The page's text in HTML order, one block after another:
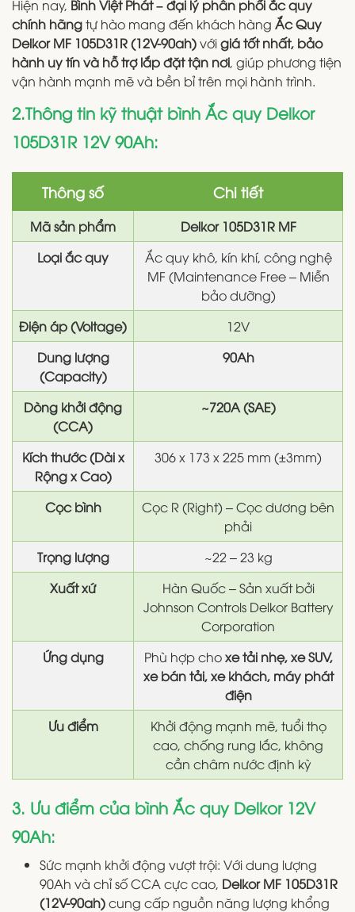
Hiện nay, Bình Việt Phát – đại lý phân phối ắc quy
chính hãngtự hào mang đến khách hàng Ắc Quy
Delkor MF 105D31R (12V-90ah)vớigiá tốt nhất, bảo
hành uy tín và hỗ trợ lắp đặt tận nơi, giúp phương tiện
vận hành mạnh mẽ và bền bỉ trên mọi hành trình.
2.Thông tin kỹ thuật bình Ắc quy Delkor
105D31R 12V 90Ah:
Thông số Chi tiết
Mã sản phẩm
Delkor 105D31R MF
Loại ắc quy
Ắc quy khô, kín khí, công nghệ
MF (Maintenance Free – Miễn
bảo dưỡng)
Điện áp (Voltage)
12V
Dung lượng
(Capacity)
90Ah
Dòng khởi động
(CCA)
~720A (SAE)
Kích thước (Dài x
Rộng x Cao)
306 x 173 x 225 mm (±3mm)
Cọc bình
Cọc R (Right) – Cọc dương bên
phải
Trọng lượng
~22 – 23 kg
Xuất xứ
Hàn Quốc – Sản xuất bởi
Johnson Controls Delkor Battery
Corporation
Ứng dụng
Phù hợp choxe tải nhẹ, xe SUV,
xe bán tải, xe khách, máy phát
điện
Ưu điểm
Khởi động mạnh mẽ, tuổi thọ
cao, chống rung lắc, không
cần châm nước định kỳ
3. Ưu điểm của bình Ắc quy Delkor 12V
90Ah:
Sức mạnh khởi động vượt trội: Với dung lượng
90Ah và chỉ số CCA cực cao, Delkor MF 105D31R
(12V-90ah)cung cấp nguồn năng lượng khổng